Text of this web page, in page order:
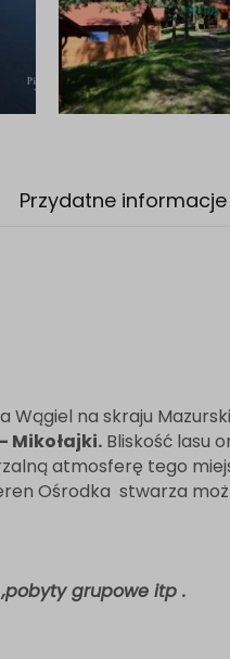
Przydatne informacje
Wągiel na skraju
Mikołajki.Bliskość lasu
atmosferę tego
Ośrodka stwarza
,pobyty grupowe itp .